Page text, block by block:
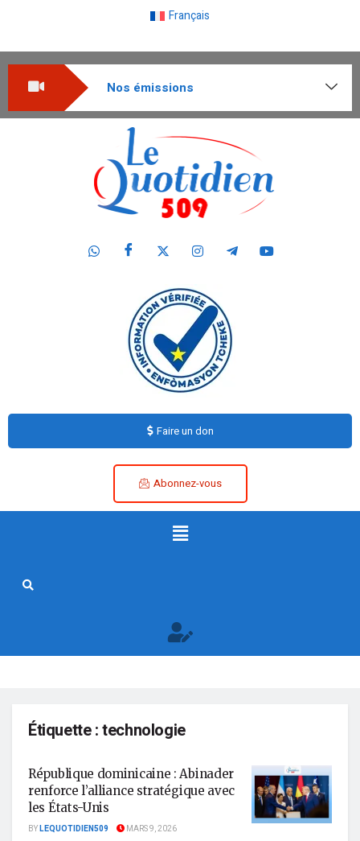
Français
Nos émissions
Faire un don
Abonnez-vous
Étiquette :technologie
République dominicaine : Abinader
renforce l’alliance stratégique avec
les États-Unis
BYLEQUOTIDIEN509 MARS 9, 2026